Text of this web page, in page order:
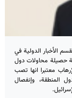
الأخبار الدولية في
حصيلة محاولات دول
معتبرا انها تصب
المنطقة، وإنفصال